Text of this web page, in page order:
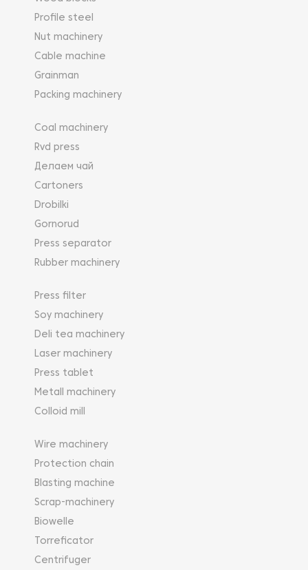
Profile steel
Nut machinery
Cable machine
Grainman
Packing machinery
Coal machinery
Rvd press
Делаем чай
Cartoners
Drobilki
Gornorud
Press separator
Rubber machinery
Press filter
Soy machinery
Deli tea machinery
Laser machinery
Press tablet
Metall machinery
Colloid mill
Wire machinery
Protection chain
Blasting machine
Scrap-machinery
Biowelle
Torreficator
Centrifuger